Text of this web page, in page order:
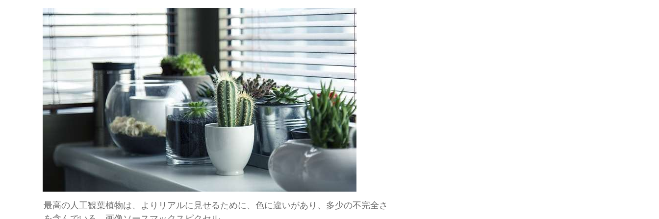
最高の人工観葉植物は、よりリアルに見せるために、色に違いがあり、多少の不完全さ